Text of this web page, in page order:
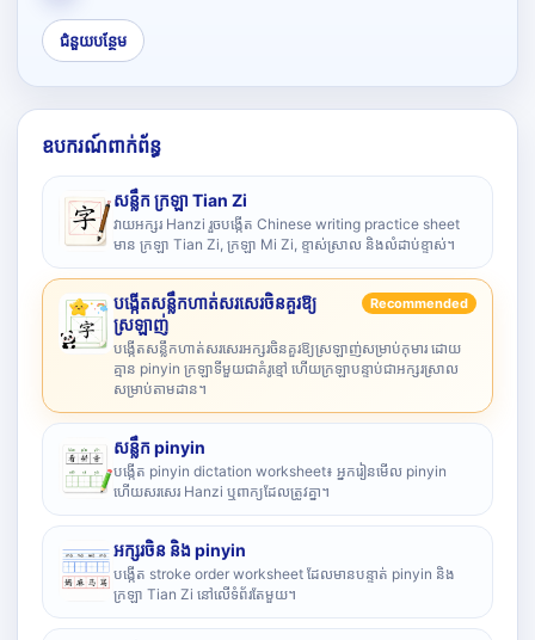
ជំនួយបន្ថែម
ឧបករណ៍ពាក់ព័ន្ធ
សន្លឹក ក្រឡា Tian Zi
វាយអក្សរ Hanzi រួចបង្កើត Chinese writing practice sheet
មាន ក្រឡា Tian Zi, ក្រឡា Mi Zi, ខ្ទាស់ស្រាល និងលំដាប់ខ្ទាស់។
បង្កើតសន្លឹកហាត់សរសេរចិនគួរឱ្យ
ស្រឡាញ់
Recommended
បង្កើតសន្លឹកហាត់សរសេរអក្សរចិនគួរឱ្យស្រឡាញ់សម្រាប់កុមារ ដោយ
គ្មាន pinyin ក្រឡាទីមួយជាគំរូខ្មៅ ហើយក្រឡាបន្ទាប់ជាអក្សរស្រាល
សម្រាប់តាមដាន។
សន្លឹក pinyin
បង្កើត pinyin dictation worksheet៖ អ្នករៀនមើល pinyin
ហើយសរសេរ Hanzi ឬពាក្យដែលត្រូវគ្នា។
អក្សរចិន និង pinyin
បង្កើត stroke order worksheet ដែលមានបន្ទាត់ pinyin និង
ក្រឡា Tian Zi នៅលើទំព័រតែមួយ។